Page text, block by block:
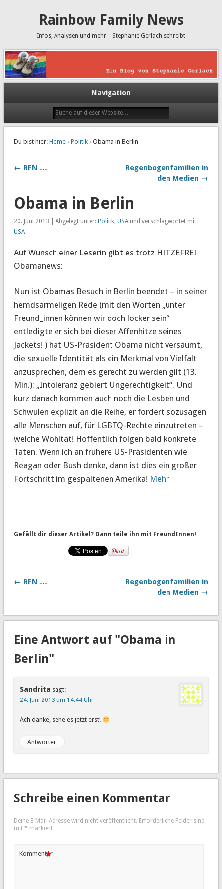
Rainbow Family News
Infos, Analysen und mehr – Stephanie Gerlach schreibt
Navigation
Du bist hier: Home› Politik› Obama in Berlin
← RFN …
Regenbogenfamilien in
den Medien →
Obama in Berlin
20. Juni 2013 | Abgelegt unter: Politik, USAund verschlagwortet mit:
USA
Auf Wunsch einer Leserin gibt es trotz HITZEFREI
Obamanews:
Nun ist Obamas Besuch in Berlin beendet – in seiner
hemdsärmeligen Rede (mit den Worten „unter
Freund_innen können wir doch locker sein“
entledigte er sich bei dieser Affenhitze seines
Jackets! ) hat US-Präsident Obama nicht versäumt,
die sexuelle Identität als ein Merkmal von Vielfalt
anzusprechen, dem es gerecht zu werden gilt (13.
Min.): „Intoleranz gebiert Ungerechtigkeit“. Und
kurz danach kommen auch noch die Lesben und
Schwulen explizit an die Reihe, er fordert sozusagen
alle Menschen auf, für LGBTQ-Rechte einzutreten –
welche Wohltat! Hoffentlich folgen bald konkrete
Taten. Wenn ich an frühere US-Präsidenten wie
Reagan oder Bush denke, dann ist dies ein großer
Fortschritt im gespaltenen Amerika! Mehr
Gefällt dir dieser Artikel? Dann teile ihn mit FreundInnen!
← RFN …
Regenbogenfamilien in
den Medien →
Eine Antwort auf "Obama in
Berlin"
Sandrita sagt:
24. Juni 2013 um 14:44 Uhr
Ach danke, sehe es jetzt erst!
Antworten
Schreibe einen Kommentar
Deine E-Mail-Adresse wird nicht veröffentlicht. Erforderliche Felder sind
mit * markiert
Kommentar
*